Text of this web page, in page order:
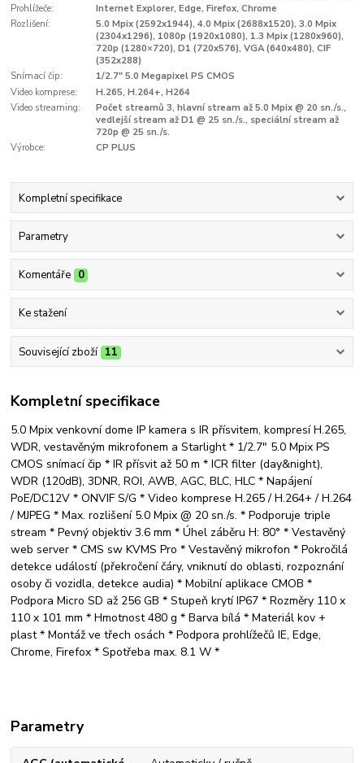
Prohlížeče:
Internet Explorer, Edge, Firefox, Chrome
Rozlišení:
5.0 Mpix (2592x1944), 4.0 Mpix (2688x1520), 3.0 Mpix
(2304x1296), 1080p (1920x1080), 1.3 Mpix (1280x960),
720p (1280×720), D1 (720x576), VGA (640x480), CIF
(352x288)
Snímací čip:
1/2.7" 5.0 Megapixel PS CMOS
Video komprese:
H.265, H.264+, H264
Video streaming:
Počet streamů 3, hlavní stream až 5.0 Mpix @ 20 sn./s.,
vedlejší stream až D1 @ 25 sn./s., speciální stream až
720p @ 25 sn./s.
Výrobce:
CP PLUS
Kompletní specifikace
Parametry
Komentáře 0
Ke stažení
Související zboží 11
Kompletní specifikace
5.0 Mpix venkovní dome IP kamera s IR přísvitem, kompresí H.265,
WDR, vestavěným mikrofonem a Starlight * 1/2.7" 5.0 Mpix PS
CMOS snímací čip * IR přísvit až 50 m * ICR filter (day&night),
WDR (120dB), 3DNR, ROI, AWB, AGC, BLC, HLC * Napájení
PoE/DC12V * ONVIF S/G * Video komprese H.265 / H.264+ / H.264
/ MJPEG * Max. rozlišení 5.0 Mpix @ 20 sn./s. * Podporuje triple
stream * Pevný objektiv 3.6 mm * Úhel záběru H: 80° * Vestavěný
web server * CMS sw KVMS Pro * Vestavěný mikrofon * Pokročilá
detekce událostí (překročení čáry, vniknutí do oblasti, rozpoznání
osoby či vozidla, detekce audia) * Mobilní aplikace CMOB *
Podpora Micro SD až 256 GB * Stupeň krytí IP67 * Rozměry 110 x
110 x 101 mm * Hmotnost 480 g * Barva bílá * Materiál kov +
plast * Montáž ve třech osách * Podpora prohlížečů IE, Edge,
Chrome, Firefox * Spotřeba max. 8.1 W *
Parametry